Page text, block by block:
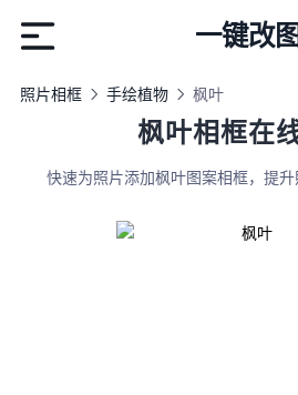
一键改图
照片相框 手绘植物 枫叶
枫叶相框在
快速为照片添加枫叶图案相框，提